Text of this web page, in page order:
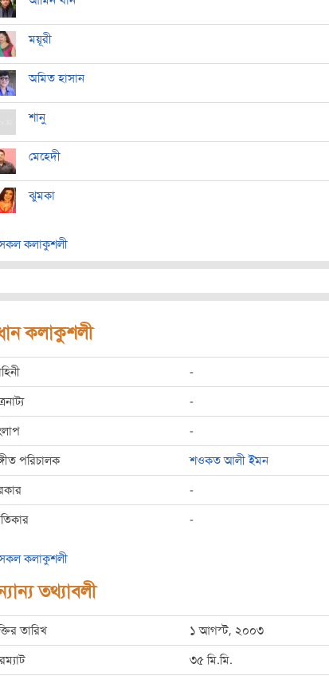
ময়ূরী
অমিত হাসান
শানু
মেহেদী
ঝুমকা
কলাকুশলী
কলাকুশলী
-
-
-
পরিচালক শওকত আলী ইমন
-
-
কলাকুশলী
তথ্যাবলী
তারিখ ১ আগস্ট, ২০০৩
৩৫ মি.মি.